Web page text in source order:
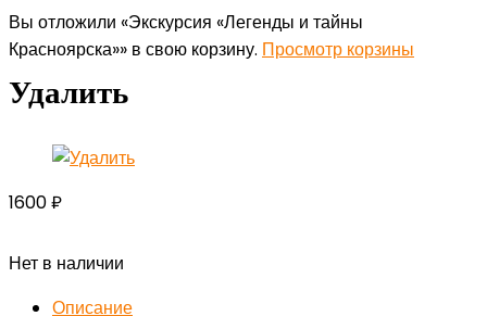
Вы отложили «Экскурсия «Легенды и тайны
Красноярска»» в свою корзину. Просмотр корзины
Удалить
1600₽
Нет в наличии
Описание